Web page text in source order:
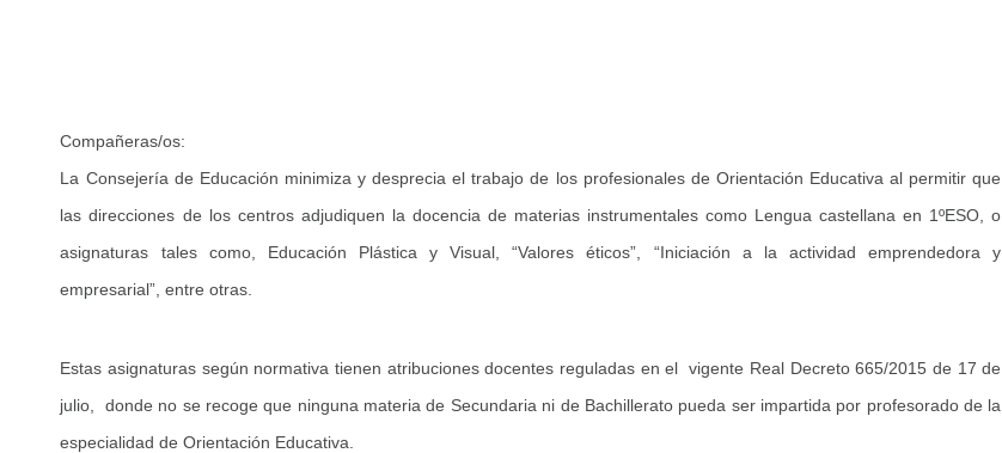
Compañeras/os:
La Consejería de Educación minimiza y desprecia el trabajo de los profesionales de Orientación Educativa al permitir que
las direcciones de los centros adjudiquen la docencia de materias instrumentales como Lengua castellana en 1ºESO, o
asignaturas tales como, Educación Plástica y Visual, “Valores éticos”, “Iniciación a la actividad emprendedora y
empresarial”, entre otras.
Estas asignaturas según normativa tienen atribuciones docentes reguladas en el vigente Real Decreto 665/2015 de 17 de
julio, donde no se recoge que ninguna materia de Secundaria ni de Bachillerato pueda ser impartida por profesorado de la
especialidad de Orientación Educativa.